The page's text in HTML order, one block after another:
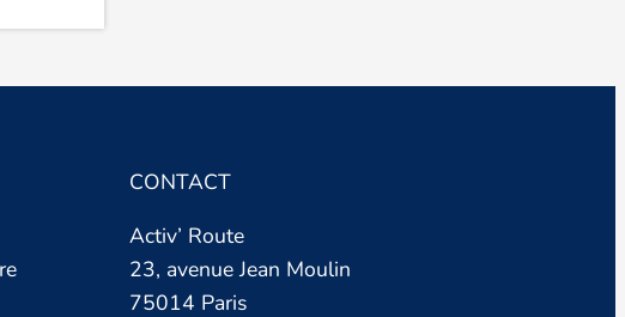
CONTACT
Activ’ Route
23, avenue Jean Moulin
75014 Paris